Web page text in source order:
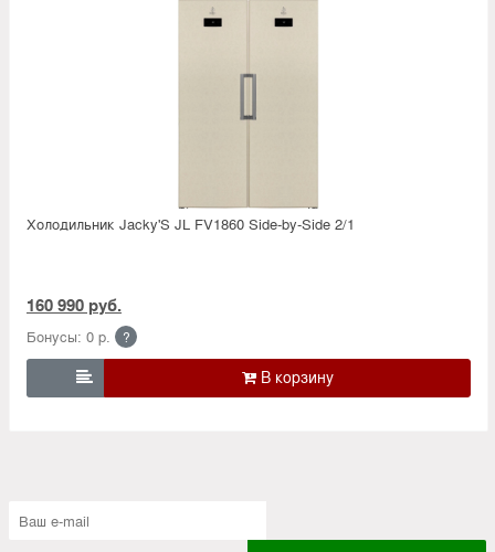
Холодильник Jacky'S JL FV1860 Side-by-Side 2/1
160 990 руб.
Бонусы: 0 р. ?
